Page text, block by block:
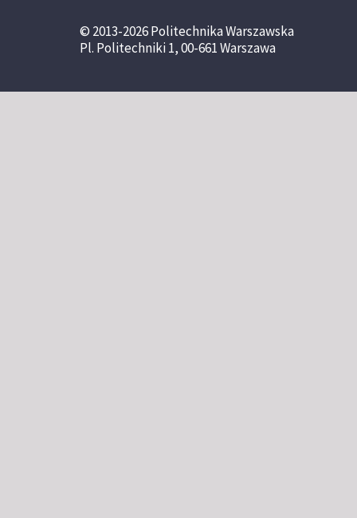
© 2013-2026 Politechnika Warszawska
Pl. Politechniki 1, 00-661 Warszawa